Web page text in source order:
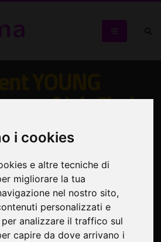
i cookies
e altre tecniche di
migliorare la tua
nel nostro sito,
personalizzati e
analizzare il traffico sul
capire da dove arrivano i
of Jah Shaka
LAUNCH
time in Rome